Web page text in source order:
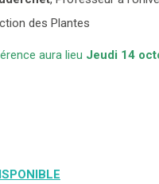
des Plantes
aura lieu Jeudi 14